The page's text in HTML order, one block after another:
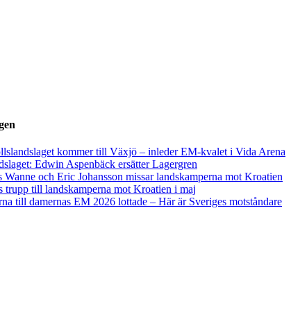
kommer till Växjö – inleder EM-kvalet i Vida Arena
Edwin Aspenbäck ersätter Lagergren
Wanne och Eric Johansson missar landskamperna mot Kroatien
trupp till landskamperna mot Kroatien i maj
till damernas EM 2026 lottade – Här är Sveriges motståndare